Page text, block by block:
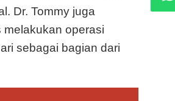
Dr. Tommy juga
operasi
sebagai bagian dari